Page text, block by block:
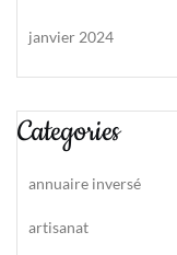
janvier 2024
Categories
annuaire inversé
artisanat